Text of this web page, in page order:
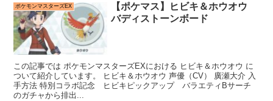
ポケモンマスターズEX
【ポケマス】ヒビキ＆ホウオウ
バディストーンボード
この記事では ポケモンマスターズEXにおける ヒビキ＆ホウオウ に
ついて紹介しています。 ヒビキ＆ホウオウ 声優（CV） 廣瀬大介 入
手方法 特別コラボ記念 ヒビキピックアップ バラエティBサーチ
のガチャから排出...